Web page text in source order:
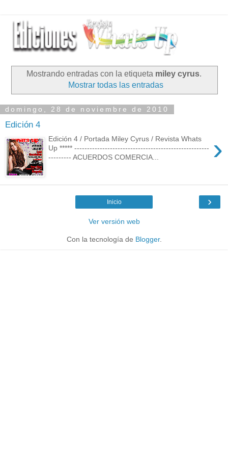
Mostrando entradas con la etiqueta miley cyrus.
Mostrar todas las entradas
domingo, 28 de noviembre de 2010
Edición 4
›
Edición 4 / Portada Miley Cyrus / Revista Whats
Up ***** -----------------------------------------------------
--------- ACUERDOS COMERCIA...
›
Inicio
Ver versión web
Con la tecnología de Blogger.